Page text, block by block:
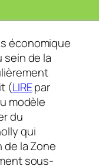
économique
sein de la
(LIREpar
modèle
du
qui
la Zone
sous-